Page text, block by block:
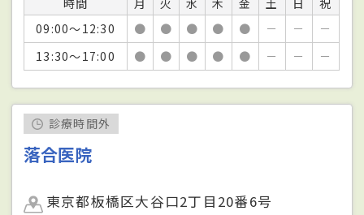
09:00～12:30
● ● ● ● ● － －
－
13:30～17:00
● ● ● ● ● － － －
診療時間外
落合医院
東京都板橋区大谷口2丁目20番6号